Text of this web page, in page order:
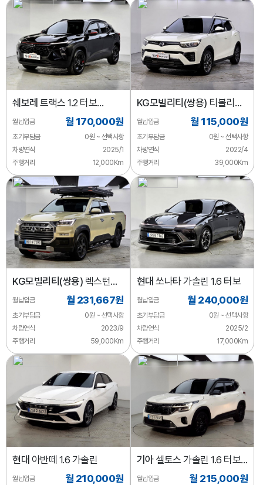
쉐보레 트랙스 1.2 터보
레드라인
월납입금 월 170,000원
초기부담금
0원 ~ 선택사항
차량연식
2025/1
주행거리
12,000Km
KG모빌리티(쌍용) 티볼리
2WD 가솔린 1.5
월납입금 월 115,000원
초기부담금
0원 ~ 선택사항
차량연식
2022/4
주행거리
39,000Km
KG모빌리티(쌍용) 렉스턴
디젤 2.2 4WD
월납입금 월 231,667원
초기부담금
0원 ~ 선택사항
차량연식
2023/9
주행거리
59,000Km
현대 쏘나타 가솔린 1.6 터보
월납입금 월 240,000원
초기부담금
0원 ~ 선택사항
차량연식
2025/2
주행거리
17,000Km
현대 아반떼 1.6 가솔린
월납입금 월 210,000원
기아셀토스 가솔린 1.6 터보
2WD
월납입금 월 215,000원